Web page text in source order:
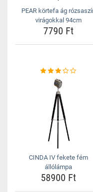
PEAR körtefa ág
virágokkal 94cm
7790 Ft
CINDA IV fekete fém
állólámpa
58900 Ft